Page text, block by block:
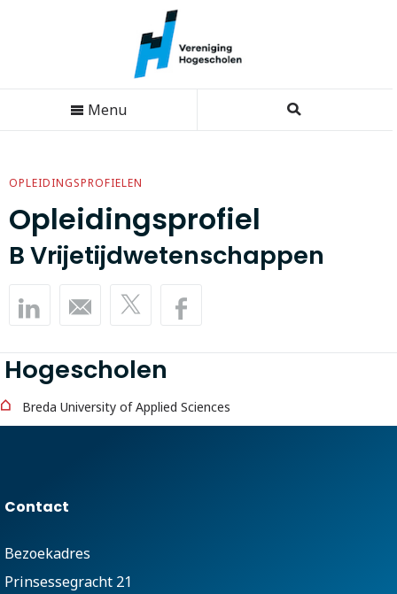
Menu
OPLEIDINGSPROFIELEN
Opleidingsprofiel
B Vrijetijdwetenschappen
Hogescholen
Breda University of Applied Sciences
Contact
Bezoekadres
Prinsessegracht 21